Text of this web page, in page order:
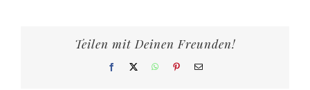
Teilen mit Deinen Freunden!
Facebook WhatsAppPinterestE-